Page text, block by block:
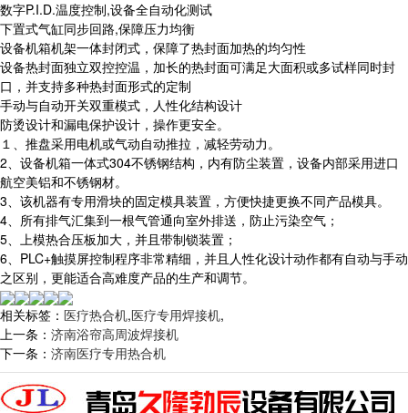
数字P.I.D.温度控制,设备全自动化测试
下置式气缸同步回路,保障压力均衡
设备机箱机架一体封闭式，保障了热封面加热的均匀性
设备热封面独立双控控温，加长的热封面可满足大面积或多试样同时封
口，并支持多种热封面形式的定制
手动与自动开关双重模式，人性化结构设计
防烫设计和漏电保护设计，操作更安全。
１、推盘采用电机或气动自动推拉，减轻劳动力。
2、设备机箱一体式304不锈钢结构，内有防尘装置，设备内部采用进口
航空美铝和不锈钢材。
3、该机器有专用滑块的固定模具装置，方便快捷更换不同产品模具。
4、所有排气汇集到一根气管通向室外排送，防止污染空气；
5、上模热合压板加大，并且带制锁装置；
6、PLC+触摸屏控制程序非常精细，并且人性化设计动作都有自动与手动
之区别，更能适合高难度产品的生产和调节。
相关标签： 医疗热合机,医疗专用焊接机,
上一条： 济南浴帘高周波焊接机
下一条： 济南医疗专用热合机